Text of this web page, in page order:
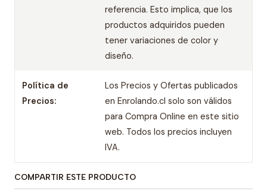
referencia. Esto implica, que los
productos adquiridos pueden
tener variaciones de color y
diseño.
Política de
Precios:
Los Precios y Ofertas publicados
en Enrolando.cl solo son válidos
para Compra Online en este sitio
web. Todos los precios incluyen
IVA.
COMPARTIR ESTE PRODUCTO